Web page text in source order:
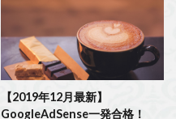
【2019年12月最新】
GoogleAdSense一発合格！